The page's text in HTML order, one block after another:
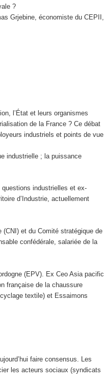
?
Grjebine, économiste du CEPII,
l’État et leurs organismes
de la France ? Ce débat
industriels et points de vue
industrielle ; la puissance
questions industrielles et ex-
d’Industrie, actuellement
(CNI) et du Comité stratégique de
confédérale, salariée de la
(EPV). Ex Ceo Asia pacific
française de la chaussure
textile) et Essaimons
faire consensus. Les
les acteurs sociaux (syndicats